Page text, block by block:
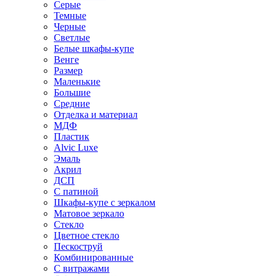
Серые
Темные
Черные
Светлые
Белые шкафы-купе
Венге
Размер
Маленькие
Большие
Средние
Отделка и материал
МДФ
Пластик
Alvic Luxe
Эмаль
Акрил
ДСП
С патиной
Шкафы-купе с зеркалом
Матовое зеркало
Стекло
Цветное стекло
Пескоструй
Комбинированные
С витражами